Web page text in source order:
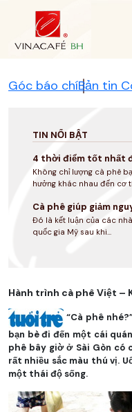
Góc báo chíBản tin
TIN NỔI BẬT
4 thời điểm tốt nhất
Không chỉ lượng cà phê
hưởng khác nhau đến cơ
Cà phê giúp giảm
Đó là kết luận của các
quốc gia Mỹ sau khi...
Hành trình cà phê Việt –
“Cà phê
bạn bè đi đến một cái
phê bây giờ ở Sài Gòn có
rất nhiều sắc màu thú vị.
một thái độ sống.